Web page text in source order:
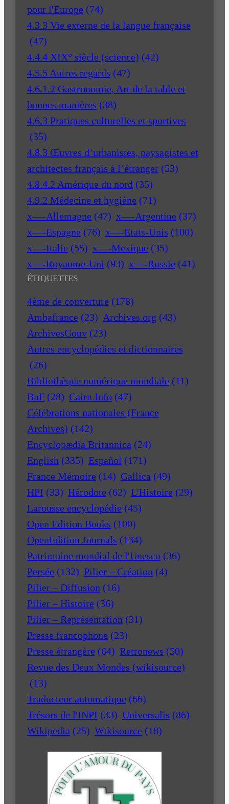
pour l'Europe (74)
4.3.3 Vie externe de la langue française
(47)
4.4.4 XIX° siècle (science) (42)
4.5.5 Autres regards (47)
4.6.1.2 Gastronomie, Art de la table et
bonnes manières (38)
4.6.3 Pratiques culturelles et sportives
(35)
4.8.3 Œuvres d’urbanistes, paysagistes et
architectes français à l’étranger (53)
4.8.4.2 Amérique du nord (35)
4.9.2 Médecine et hygiène (71)
x—-Allemagne (47) x—-Argentine (37)
x—-Espagne (76) x—-Etats-Unis (100)
x—-Italie (55) x—-Mexique (35)
x—-Royaume-Uni (93) x—-Russie (41)
ÉTIQUETTES
4ème de couverture (178)
Ambafrance (23) Archives.org (43)
ArchivesGouv (23)
Autres encyclopédies et dictionnaires
(26)
Bibliothèque numérique mondiale (11)
BnF (28) Cairn Info (47)
Célébrations nationales (France
Archives) (142)
Encyclopædia Britannica (24)
English (335) Español (171)
France Mémoire (14) Gallica (49)
HPI (33) Hérodote (62) L'Histoire (29)
Larousse encyclopédie (45)
Open Edition Books (100)
OpenEdition Journals (134)
Patrimoine mondial de l'Unesco (36)
Persée (132) Pilier – Création (4)
Pilier – Diffusion (16)
Pilier – Histoire (36)
Pilier – Représentation (31)
Presse francophone (23)
Presse étrangère (64) Retronews (50)
Revue des Deux Mondes (wikisource)
(13)
Traducteur automatique (66)
Trésors de l'INPI (33) Universalis (86)
Wikipedia (25) Wikisource (18)